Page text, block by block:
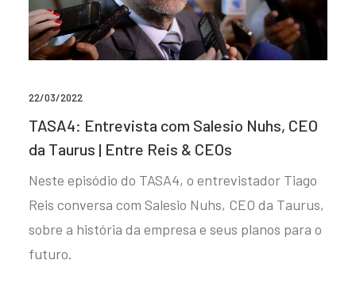
22/03/2022
TASA4: Entrevista com Salesio Nuhs, CEO
da Taurus | Entre Reis & CEOs
Neste episódio do TASA4, o entrevistador Tiago
Reis conversa com Salesio Nuhs, CEO da Taurus,
sobre a história da empresa e seus planos para o
futuro.